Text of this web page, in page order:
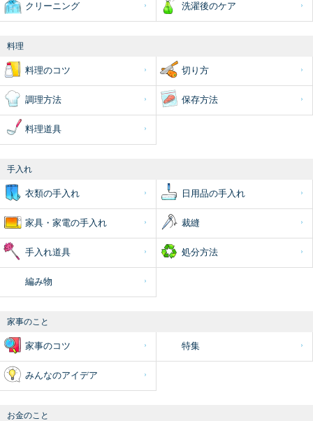
クリーニング 洗濯後のケア
料理
料理のコツ 切り方
調理方法 保存方法
料理道具
手入れ
衣類の手入れ 日用品の手入れ
家具・家電の手入れ 裁縫
手入れ道具 処分方法
編み物
家事のこと
家事のコツ 特集
みんなのアイデア
お金のこと